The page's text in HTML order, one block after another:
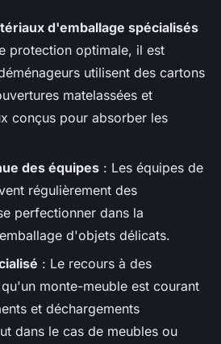
d'emballage spécialisés
protection optimale, il est
utilisent des cartons
matelassées et
conçus pour absorber les
des équipes : Les équipes de
régulièrement des
perfectionner dans la
d'objets délicats.
: Le recours à des
monte-meuble est courant
et déchargements
dans le cas de meubles ou